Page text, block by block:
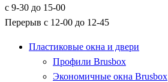
с 9-30 до 15-00
Перерыв с 12-00 до 12-45
Пластиковые окна и двери
Профили Brusbox
Экономичные окна Brusbox